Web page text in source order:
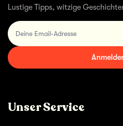
Lustige Tipps, witzige
Deine Email-Adresse
Unser Service